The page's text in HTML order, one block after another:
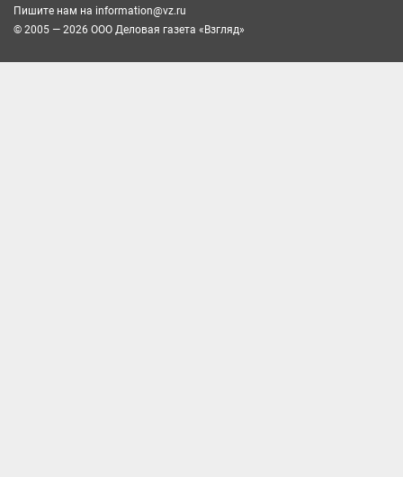
Пишите нам на information@vz.ru
© 2005 — 2026 ООО Деловая газета «Взгляд»